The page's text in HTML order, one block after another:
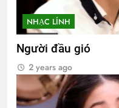
NHẠC LÍNH
Người đầu gió
2 years ago